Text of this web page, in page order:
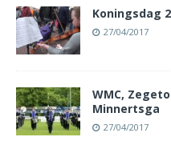
Koningsdag
27/04/2017
WMC,
Minnertsga
27/04/2017